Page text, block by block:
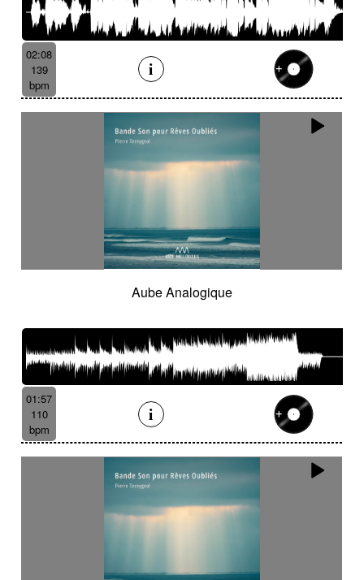
02:08
139
bpm
Aube Analogique
01:57
110
bpm